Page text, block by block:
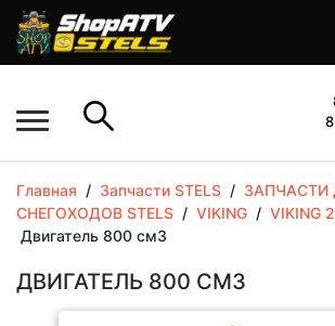
Главная / Запчасти STELS / ЗАПЧАСТИ
СНЕГОХОДОВ STELS / VIKING / VIKING
Двигатель 800 см3
ДВИГАТЕЛЬ 800 СМ3